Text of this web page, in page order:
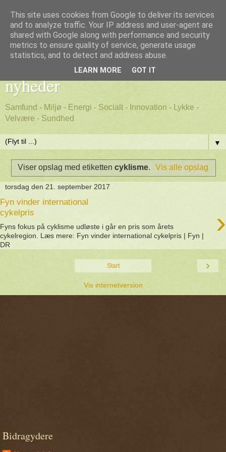
Godt nyt - positive, gode
nyheder
Samfund - Miljø - Energi - Socialt - Innovation - Lykke -
Velvære - Sundhed
▼
Viser opslag med etiketten cyklisme. Vis alle opslag
torsdag den 21. september 2017
Fyn vinder international
cykelpris
›
Fyns fokus på cyklisme udløste i går en pris som årets
cykelregion. Læs mere: Fyn vinder international cykelpris | Fyn |
DR
›
Start
Vis internetversion
Bidragydere
This site uses cookies from Google to deliver its services
and to analyze traffic. Your IP address and user-agent are
shared with Google along with performance and security
metrics to ensure quality of service, generate usage
statistics, and to detect and address abuse.
LEARN MORE GOT IT